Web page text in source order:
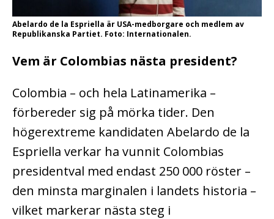
Abelardo de la Espriella är USA-medborgare och medlem av
Republikanska Partiet. Foto: Internationalen.
Vem är Colombias nästa president?
Colombia – och hela Latinamerika –
förbereder sig på mörka tider. Den
högerextreme kandidaten Abelardo de la
Espriella verkar ha vunnit Colombias
presidentval med endast 250 000 röster –
den minsta marginalen i landets historia –
vilket markerar nästa steg i